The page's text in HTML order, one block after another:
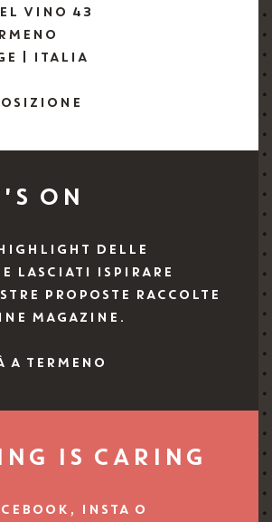
VINO 43
| ITALIA
ON
DELLE
LASCIATI ISPIRARE
PROPOSTE RACCOLTE
MAGAZINE.
A TERMENO
IS CARING
INSTA O